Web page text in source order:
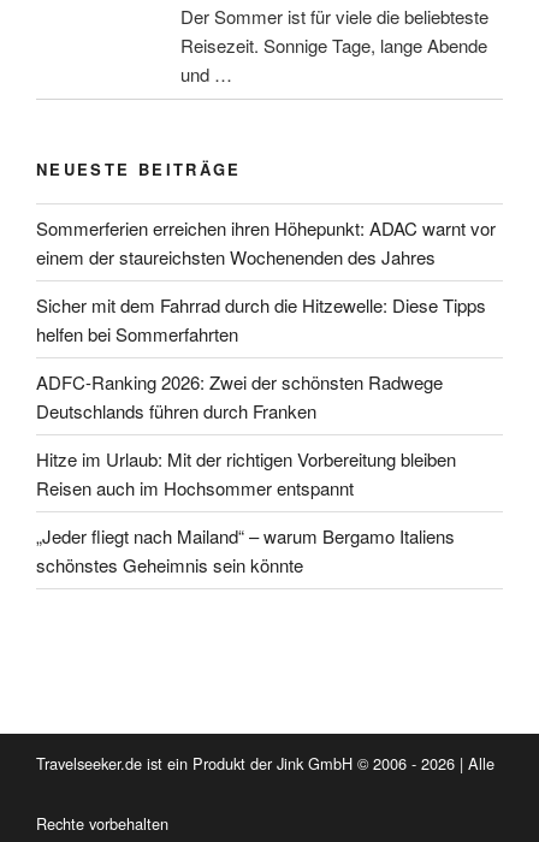
Der Sommer ist für viele die beliebteste
Reisezeit. Sonnige Tage, lange Abende
und …
NEUESTE BEITRÄGE
Sommerferien erreichen ihren Höhepunkt: ADAC warnt vor
einem der staureichsten Wochenenden des Jahres
Sicher mit dem Fahrrad durch die Hitzewelle: Diese Tipps
helfen bei Sommerfahrten
ADFC-Ranking 2026: Zwei der schönsten Radwege
Deutschlands führen durch Franken
Hitze im Urlaub: Mit der richtigen Vorbereitung bleiben
Reisen auch im Hochsommer entspannt
„Jeder fliegt nach Mailand“ – warum Bergamo Italiens
schönstes Geheimnis sein könnte
Travelseeker.de ist ein Produkt der Jink GmbH © 2006 - 2026 | Alle
Rechte vorbehalten